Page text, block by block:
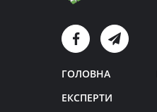
ГОЛОВНА
ЕКСПЕРТИ